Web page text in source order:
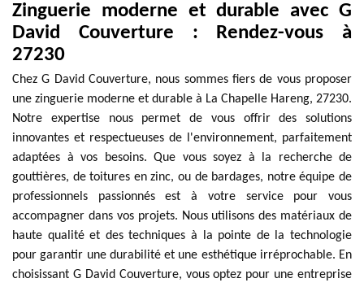
Zinguerie moderne et durable avec G
David Couverture : Rendez-vous à
27230
Chez G David Couverture, nous sommes fiers de vous proposer
une zinguerie moderne et durable à La Chapelle Hareng, 27230.
Notre expertise nous permet de vous offrir des solutions
innovantes et respectueuses de l'environnement, parfaitement
adaptées à vos besoins. Que vous soyez à la recherche de
gouttières, de toitures en zinc, ou de bardages, notre équipe de
professionnels passionnés est à votre service pour vous
accompagner dans vos projets. Nous utilisons des matériaux de
haute qualité et des techniques à la pointe de la technologie
pour garantir une durabilité et une esthétique irréprochable. En
choisissant G David Couverture, vous optez pour une entreprise